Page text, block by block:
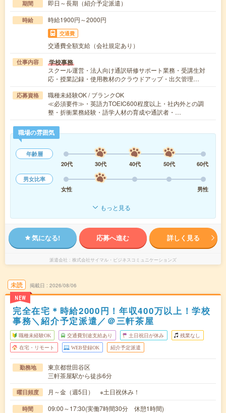
期間 即日～長期（紹介予定派遣）
時給 時給1900円～2000円
交通費
交通費全額支給（会社規定あり）
仕事内容 学校事務
スクール運営・法人向け通訳研修サポート業務・受講生対
応・授業記録・使用教材のクラウドアップ・出欠管理…
応募資格
職種未経験OK / ブランクOK
≪必須要件≫・英語力TOEIC600程度以上・社内外との調
整・折衝業務経験・語学人材の育成や通訳者・…
職場の雰囲気
年齢層
20代
30代 40代 50代
60代
男女比率
女性
男性
もっと見る
気になる! 応募へ進む 詳しく見る
派遣会社 株式会社サイマル・ビジネスコミュニケーションズ
未読
NEW
掲載日 2026/08/06
完全在宅＊時給2000円！年収400万以上！学校
事務＼紹介予定派遣／＠三軒茶屋
職種未経験OK 交通費別途支給あり 土日祝日が休み 残業なし
在宅・リモート WEB登録OK 紹介予定派遣
勤務地
東京都世田谷区
三軒茶屋駅から徒歩6分
曜日頻度 月～金（週5日） ※土日祝休み！
時間 09:00～17:30(実働7時間30分 休憩1時間)